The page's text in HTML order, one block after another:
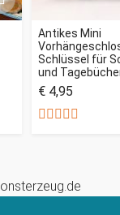
Antikes Mini
Schlüssel für
und
€ 4,95